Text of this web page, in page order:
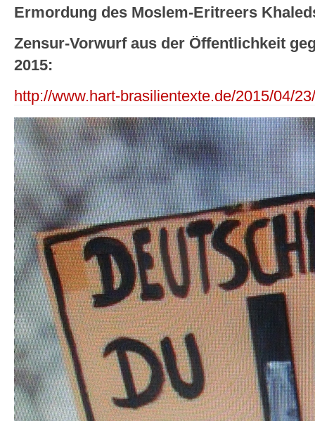
Ermordung des Moslem-Eritreers
Zensur-Vorwurf aus der Öffentlichkeit
2015:
http://www.hart-brasilientexte.de/2015/04/